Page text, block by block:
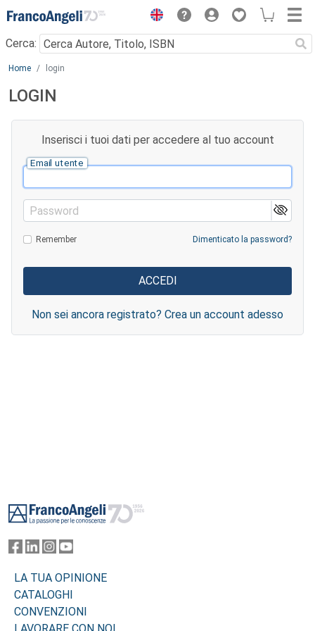
Menu
Cerca:
Main content
Home login
LOGIN
Inserisci i tuoi dati per accedere al tuo account
Email utente
Password
Remember Dimenticato la password?
Non sei ancora registrato? Crea un account adesso
LA TUA OPINIONE
CATALOGHI
CONVENZIONI